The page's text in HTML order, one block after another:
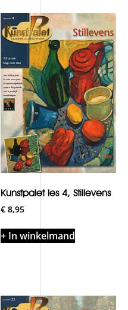
Kunstpalet les 4, Stillevens
€ 8,95
+ In winkelmand